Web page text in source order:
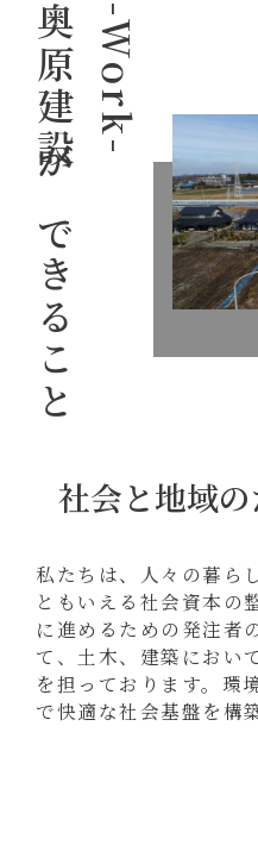
-Work-
奥原建設ができること
社会と地域
私たちは、人々の暮ら
ともいえる社会資本の
に進めるための発注者
て、土木、建築におい
を担っております。環
で快適な社会基盤を構